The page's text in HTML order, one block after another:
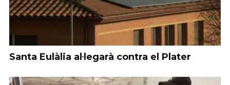
Santa Eulàlia al·legarà contra el Plater